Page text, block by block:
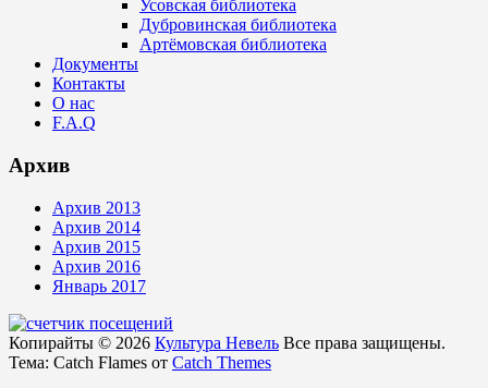
Усовская библиотека
Дубровинская библиотека
Артёмовская библиотека
Документы
Контакты
О нас
F.A.Q
Архив
Архив 2013
Архив 2014
Архив 2015
Архив 2016
Январь 2017
Копирайты © 2026 Культура Невель Все права защищены.
Тема: Catch Flames от Catch Themes